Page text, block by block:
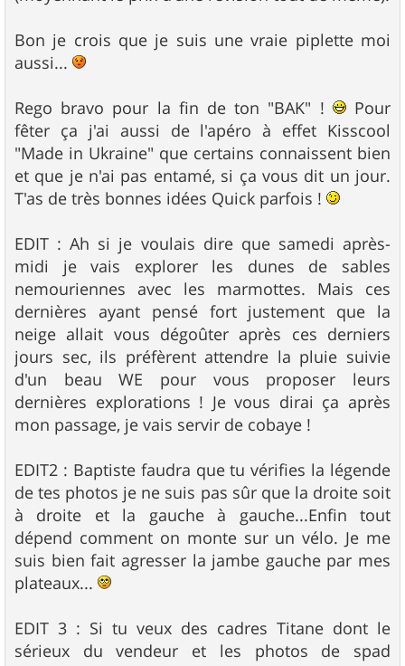
Bon je crois que je suis une vraie piplette moi
aussi...
Rego bravo pour la fin de ton "BAK" !
Pour
fêter ça j'ai aussi de l'apéro à effet Kisscool
"Made in Ukraine" que certains connaissent bien
et que je n'ai pas entamé, si ça vous dit un jour.
T'as de très bonnes idées Quick parfois !
EDIT : Ah si je voulais dire que samedi après-
midi je vais explorer les dunes de sables
nemouriennes avec les marmottes. Mais ces
dernières ayant pensé fort justement que la
neige allait vous dégoûter après ces derniers
jours sec, ils préfèrent attendre la pluie suivie
d'un beau WE pour vous proposer leurs
dernières explorations ! Je vous dirai ça après
mon passage, je vais servir de cobaye !
EDIT2 : Baptiste faudra que tu vérifies la légende
de tes photos je ne suis pas sûr que la droite soit
à droite et la gauche à gauche...Enfin tout
dépend comment on monte sur un vélo. Je me
suis bien fait agresser la jambe gauche par mes
plateaux...
EDIT 3 : Si tu veux des cadres Titane dont le
sérieux du vendeur et les photos de spad